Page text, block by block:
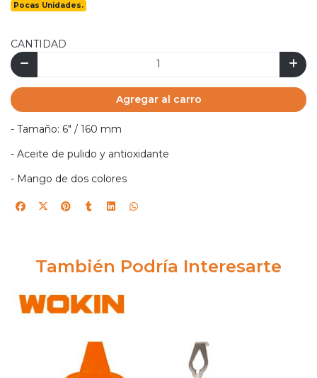
Pocas Unidades.
CANTIDAD
Agregar al carro
- Tamaño: 6" / 160 mm
- Aceite de pulido y antioxidante
- Mango de dos colores
También Podría Interesarte